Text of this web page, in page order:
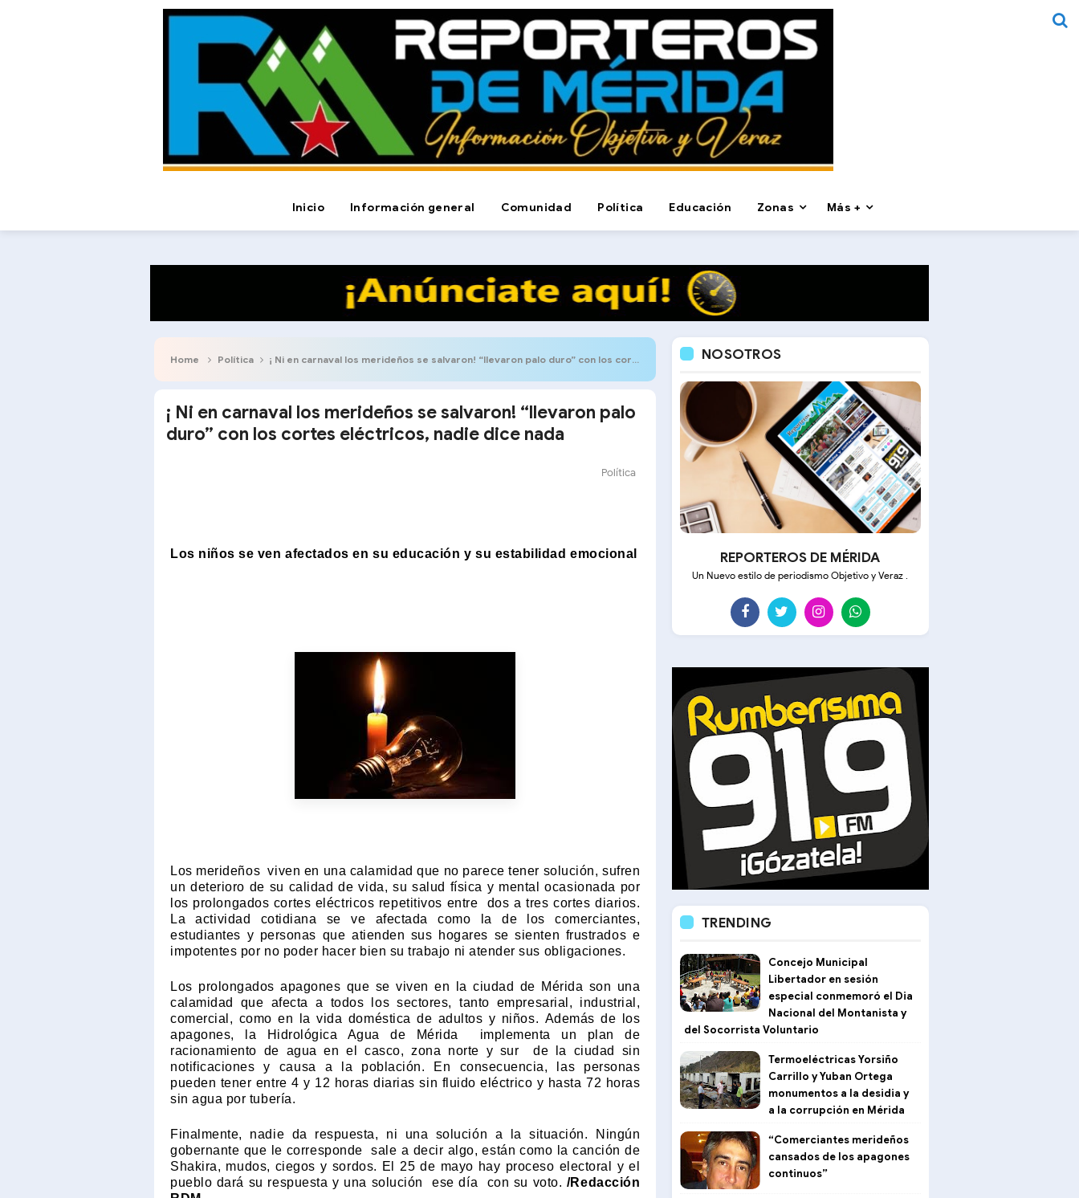
Inicio Información general Comunidad Política Educación Zonas Más +
Home Política ¡ Ni en carnaval los merideños se salvaron! “llevaron palo duro” con los cortes eléctricos, nadie dice nada
¡ Ni en carnaval los merideños se salvaron! “llevaron palo
duro” con los cortes eléctricos, nadie dice nada
Política
Los niños se ven afectados en su educación y su estabilidad emocional
Los merideños viven en una calamidad que no parece tener solución, sufren
un deterioro de su calidad de vida, su salud física y mental ocasionada por
los prolongados cortes eléctricos repetitivos entre
dos a tres cortes diarios.
La actividad cotidiana se ve afectada como la de los comerciantes,
estudiantes y personas que atienden sus hogares se sienten frustrados e
impotentes por no poder hacer bien su trabajo ni atender sus obligaciones.
Los prolongados apagones que se viven en la ciudad de Mérida son una
calamidad que afecta a todos los sectores, tanto empresarial, industrial,
comercial, como en la vida doméstica de adultos y niños. Además de los
apagones, la Hidrológica Agua de Mérida
implementa un plan de
racionamiento de agua en el casco, zona norte y sur
de la ciudad sin
notificaciones y causa a la población. En consecuencia, las personas
pueden tener entre 4 y 12 horas diarias sin fluido eléctrico y hasta 72 horas
sin agua por tubería.
Finalmente, nadie da respuesta, ni una solución a la situación. Ningún
gobernante que le corresponde
sale a decir algo, están como la canción de
Shakira, mudos, ciegos y sordos. El 25 de mayo hay proceso electoral y el
pueblo dará su respuesta y una solución
ese día con su voto. /Redacción
NOSOTROS
REPORTEROS DE MÉRIDA
Un Nuevo estilo de periodismo Objetivo y Veraz .
TRENDING
Concejo Municipal
Libertador en sesión
especial conmemoró el Dia
Nacional del Montanista y
del Socorrista Voluntario
Termoeléctricas Yorsiño
Carrillo y Yuban Ortega
monumentos a la desidia y
a la corrupción en Mérida
“Comerciantes merideños
cansados de los apagones
continuos”